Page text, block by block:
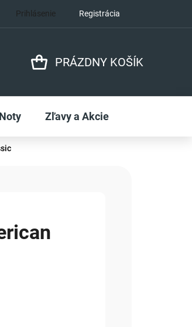
Prihlásenie Registrácia
PRÁZDNY KOŠÍK
Noty Zľavy a Akcie